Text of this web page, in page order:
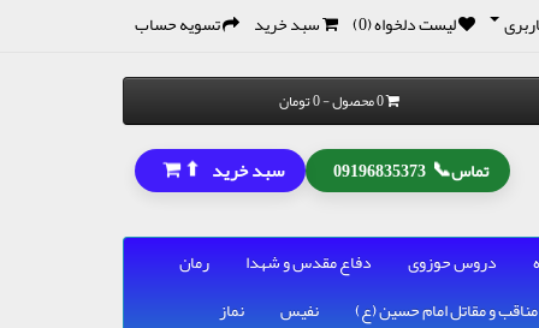
لیست دلخواه (0) سبد خرید تسویه حساب
0 محصول - 0 تومان
تماس📞
09196835373 سبد خرید ⬆
دروس حوزوی دفاع مقدس و شهدا
رمان
مناقب و مقاتل امام حسین (ع) نفیس
نماز